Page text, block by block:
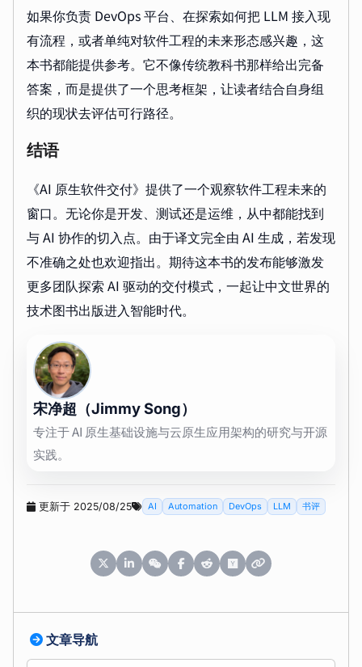
如果你负责 DevOps 平台、在探索如何把 LLM 接入现
有流程，或者单纯对软件工程的未来形态感兴趣，这
本书都能提供参考。它不像传统教科书那样给出完备
答案，而是提供了一个思考框架，让读者结合自身组
织的现状去评估可行路径。
结语
《AI 原生软件交付》提供了一个观察软件工程未来的
窗口。无论你是开发、测试还是运维，从中都能找到
与 AI 协作的切入点。由于译文完全由 AI 生成，若发现
不准确之处也欢迎指出。期待这本书的发布能够激发
更多团队探索 AI 驱动的交付模式，一起让中文世界的
技术图书出版进入智能时代。
宋净超（Jimmy Song）
专注于 AI 原生基础设施与云原生应用架构的研究与开源
实践。
更新于 2025/08/25 AI Automation DevOps LLM 书评
文章导航